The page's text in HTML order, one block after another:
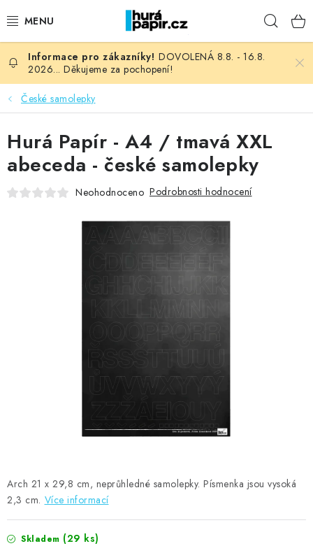
na
NOVINKY
HURÁ DÍLNA
VŠECHNO ZBOŽÍ
KNIHAŘSKÝ MATERIÁL
Moje objednávka
Podmínky ochrany osobních údajů
Ověřování recenzí
DOVOLENÁ 8.8. - 16.8.
2026... Děkujeme za pochopení!
České samolepky
Arch 21 x 29,8 cm, neprůhledné samolepky. Písmenka jsou vysoká
2,3 cm. Více informací
Skladem (29 ks)
Hurá Papír - A4 / tmavá XXL
abeceda - české samolepky
Neohodnoceno Podrobnosti hodnocení